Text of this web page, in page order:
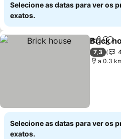
Selecione as datas para ver os
exatos.
Partilhar
Brick
7,3
a 0.3
Selecione as datas para ver os
exatos.